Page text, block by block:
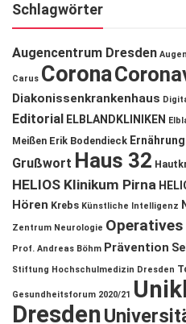
Schlagwörter
Augencentrum Dresden
Carus Corona
Diakonissenkrankenhaus
Editorial ELBLANDKLINIKEN
Meißen Erik Bodendieck Ernährung
Grußwort Haus 32
HELIOS Klinikum Pirna
Hören Krebs Künstliche Intelligenz
Zentrum Neurologie
Prof. Andreas Böhm Prävention
Stiftung Hochschulmedizin Dresden
Gesundheitsforum 2020/21
Dresden